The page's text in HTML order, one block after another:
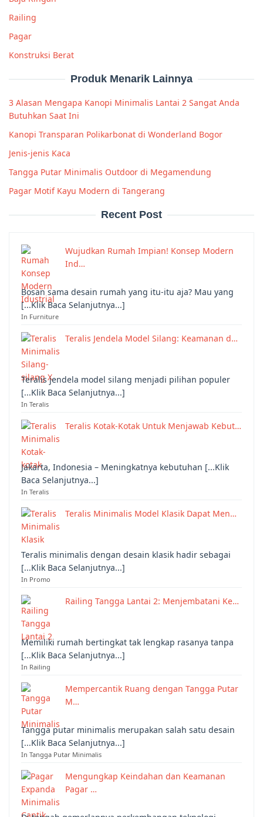
Railing
Pagar
Konstruksi Berat
Produk Menarik Lainnya
3 Alasan Mengapa Kanopi Minimalis Lantai 2 Sangat Anda
Butuhkan Saat Ini
Kanopi Transparan Polikarbonat di Wonderland Bogor
Jenis-jenis Kaca
Tangga Putar Minimalis Outdoor di Megamendung
Pagar Motif Kayu Modern di Tangerang
Recent Post
Wujudkan Rumah Impian! Konsep Modern
Ind…
Bosan sama desain rumah yang itu-itu aja? Mau yang
[...Klik Baca Selanjutnya...]
In Furniture
Teralis Jendela Model Silang: Keamanan d…
Teralis jendela model silang menjadi pilihan populer
[...Klik Baca Selanjutnya...]
In Teralis
Teralis Kotak-Kotak Untuk Menjawab Kebut…
Jakarta, Indonesia – Meningkatnya kebutuhan [...Klik
Baca Selanjutnya...]
In Teralis
Teralis Minimalis Model Klasik Dapat Men…
Teralis minimalis dengan desain klasik hadir sebagai
[...Klik Baca Selanjutnya...]
In Promo
Railing Tangga Lantai 2: Menjembatani Ke…
Memiliki rumah bertingkat tak lengkap rasanya tanpa
[...Klik Baca Selanjutnya...]
In Railing
Mempercantik Ruang dengan Tangga Putar
M…
Tangga putar minimalis merupakan salah satu desain
[...Klik Baca Selanjutnya...]
In Tangga Putar Minimalis
Mengungkap Keindahan dan Keamanan
Pagar …